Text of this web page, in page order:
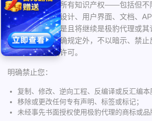
与本服务相关的所有知识产权——包括但不
称、标识、网站设计、用户界面、文档、
和专有技术——是且将继续是极豹代理或其
产。除本协议明确规定外，不以暗示、禁止
予您任何权利或许可。
明确禁止您：
复制、修改、逆向工程、反编译或反汇编本
移除或更改任何专有声明、标签或标记；
未经事先书面授权使用极豹代理的商标或品